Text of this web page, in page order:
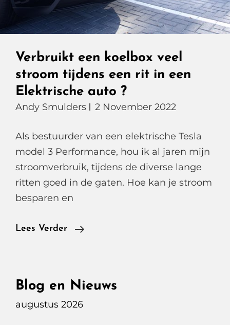
Verbruikt een koelbox veel
stroom tijdens een rit in een
Elektrische auto ?
Andy Smulders 2 November 2022
Als bestuurder van een elektrische Tesla
model 3 Performance, hou ik al jaren mijn
stroomverbruik, tijdens de diverse lange
ritten goed in de gaten. Hoe kan je stroom
besparen en
Lees Verder
Verbruikt
Stroom
Blog en Nieuws
augustus 2026